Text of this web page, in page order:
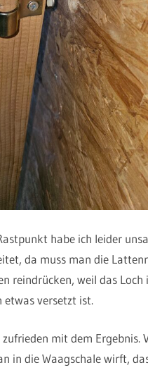
habe ich leider
da muss man die
reindrücken, weil das Loch
etwas versetzt ist.
zufrieden mit dem Ergebnis.
in die Waagschale wirft,